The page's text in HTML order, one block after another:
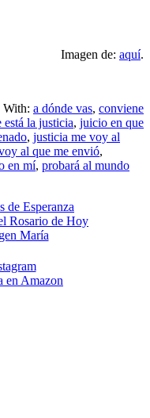
Imagen de: aquí.
With: a dónde vas, conviene
está la justicia, juicio en que
, justicia me voy al
al que me envió,
en mí, probará al mundo